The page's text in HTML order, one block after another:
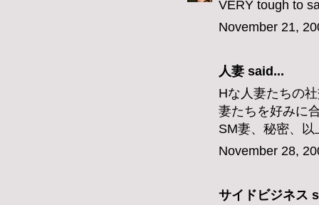
VERY tough to
November 21,
人妻 said...
Hな人妻たちの
妻たちを好みに
SM妻、秘密、
November 28,
サイドビジネス